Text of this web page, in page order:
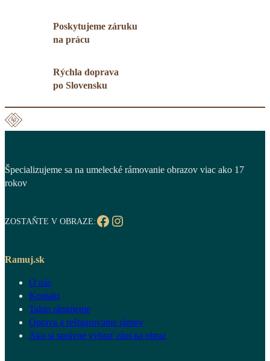
Poskytujeme záruku
na prácu
Rýchla doprava
po Slovensku
Špecializujeme sa na umelecké rámovanie obrazov viac ako 17
rokov
ZOSTAŇTE V OBRAZE:Facebook Instagram
Ramuj.sk
O nás
Kontakt
Takto rámujeme
Oprava a reštaurovanie rámov
Ako si správne vybrať rám na obraz